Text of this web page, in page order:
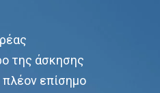
της άσκησης
επίσημο